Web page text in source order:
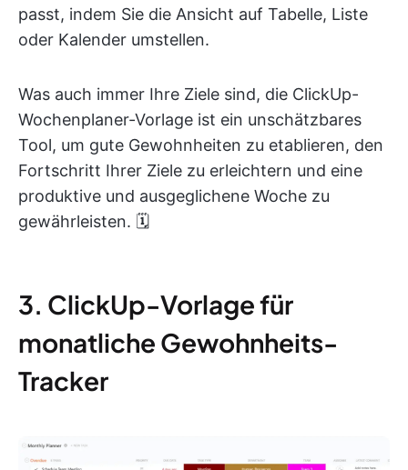
passt, indem Sie die Ansicht auf Tabelle, Liste
oder Kalender umstellen.
Was auch immer Ihre Ziele sind, die ClickUp-
Wochenplaner-Vorlage ist ein unschätzbares
Tool, um gute Gewohnheiten zu etablieren, den
Fortschritt Ihrer Ziele zu erleichtern und eine
produktive und ausgeglichene Woche zu
gewährleisten. 🗓️
3. ClickUp-Vorlage für
monatliche Gewohnheits-
Tracker